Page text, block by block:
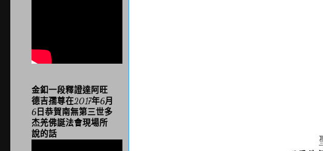
金釦一段釋證達阿旺
德吉孺尊在2017年6月
6日恭賀南無第三世多
杰羌佛誕法會現場所
說的話